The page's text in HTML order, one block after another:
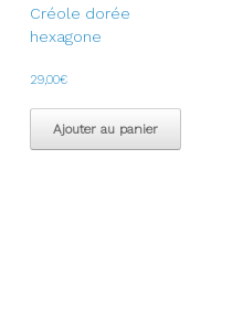
Créole dorée
hexagone
29,00€
Ajouter au panier